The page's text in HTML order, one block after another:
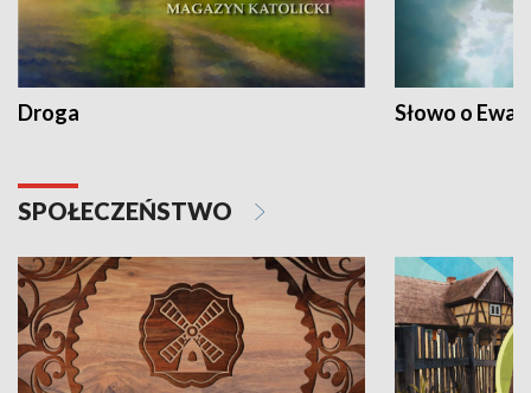
Droga Słowo o
SPOŁECZEŃSTWO